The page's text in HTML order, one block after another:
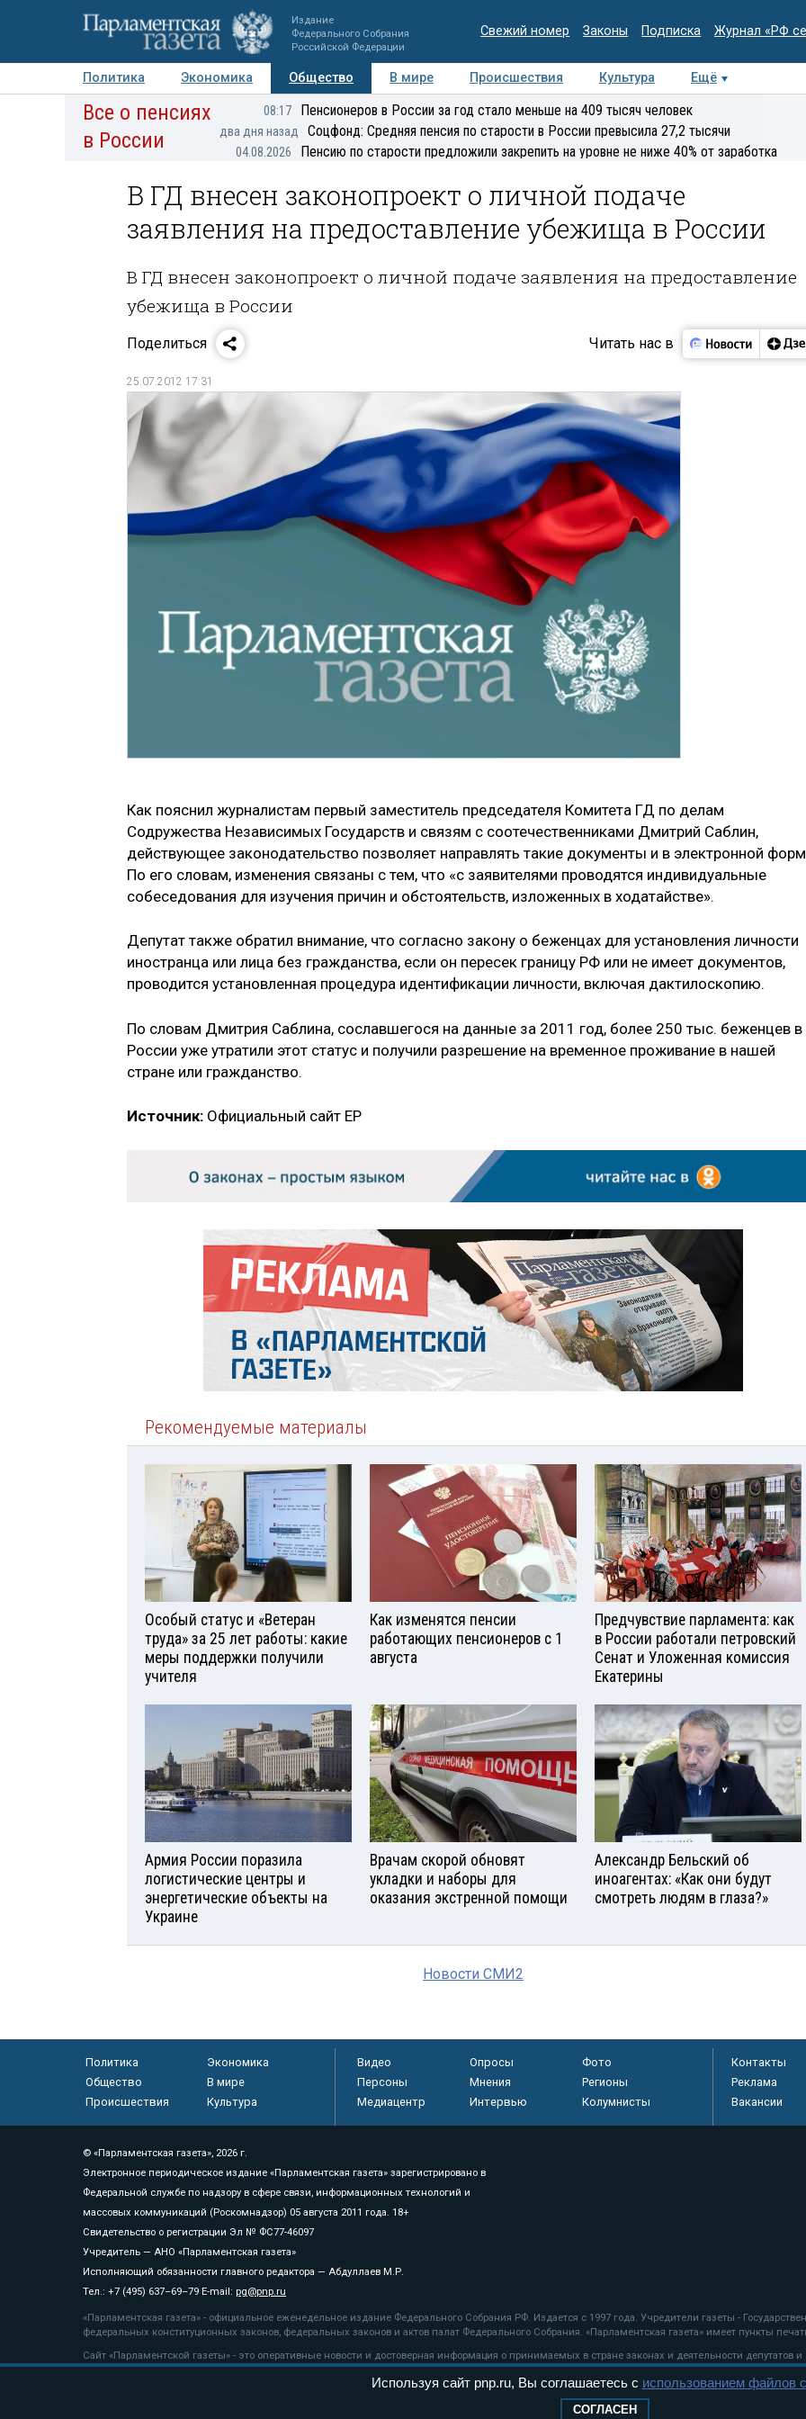
Издание
Федерального Собрания
Российской Федерации
Свежий номер Законы Подписка Журнал «РФ
Политика Экономика Общество В мире Происшествия Культура
Ещё
Авторы Персоны Мнения Регионы Медиацентр Интервью Колумнисты
Все о пенсиях
в России
08:17 Пенсионеров в России за год стало меньше на 409 тысяч человек
два дня назад Соцфонд: Средняя пенсия по старости в России превысила 27,2 тысячи
04.08.2026 Пенсию по старости предложили закрепить на уровне не ниже 40% от заработка
В ГД внесен законопроект о личной подаче
заявления на предоставление убежища в России
В ГД внесен законопроект о личной подаче заявления на предоставление
убежища в России
Поделиться Читать нас в
25.07.2012 17:31
Как пояснил журналистам первый заместитель председателя Комитета ГД по делам
Содружества Независимых Государств и связям с соотечественниками Дмитрий Саблин,
действующее законодательство позволяет направлять такие документы и в электронной
По его словам, изменения связаны с тем, что «с заявителями проводятся индивидуальные
собеседования для изучения причин и обстоятельств, изложенных в ходатайстве».
Депутат также обратил внимание, что согласно закону о беженцах для установления личности
иностранца или лица без гражданства, если он пересек границу РФ или не имеет документов,
проводится установленная процедура идентификации личности, включая дактилоскопию.
По словам Дмитрия Саблина, сославшегося на данные за 2011 год, более 250 тыс. беженцев в
России уже утратили этот статус и получили разрешение на временное проживание в нашей
стране или гражданство.
Источник: Официальный сайт ЕР
Рекомендуемые материалы
Особый статус и «Ветеран
труда» за 25 лет работы: какие
меры поддержки получили
учителя
Как изменятся пенсии
работающих пенсионеров с 1
августа
Предчувствие парламента: как
в России работали петровский
Сенат и Уложенная комиссия
Екатерины
Армия России поразила
логистические центры и
энергетические объекты на
Украине
Врачам скорой обновят
укладки и наборы для
оказания экстренной помощи
Александр Бельский об
иноагентах: «Как они будут
смотреть людям в глаза?»
Новости СМИ2
Политика
Экономика
Общество
В мире
Происшествия
Культура
Видео Опросы
Фото
Персоны
Мнения
Регионы
Медиацентр
Интервью Колумнисты
Контакты
Реклама
Вакансии
© «Парламентская газета», 2026 г.
Электронное периодическое издание «Парламентская газета» зарегистрировано в
Федеральной службе по надзору в сфере связи, информационных технологий и
массовых коммуникаций (Роскомнадзор) 05 августа 2011 года. 18+
Свидетельство о регистрации Эл № ФС77-46097
Учредитель — АНО «Парламентская газета»
Исполняющий обязанности главного редактора — Абдуллаев М.Р.
Тел.: +7 (495) 637–69–79 E-mail: pg@pnp.ru
«Парламентская газета» - официальное еженедельное издание Федерального Собрания РФ. Издается с 1997 года. Учредители газеты -
федеральных конституционных законов, федеральных законов и актов палат Федерального Собрания. «Парламентская газета» имеет пункты
Сайт «Парламентской газеты» - это оперативные новости и достоверная информация о принимаемых в стране законах и деятельности депутатов
«Парламентской газеты» активная ссылка на pnp.ru обязательна.
рекомендательные технологии
Используя сайт pnp.ru, Вы соглашаетесь с использованием файлов
СОГЛАСЕН